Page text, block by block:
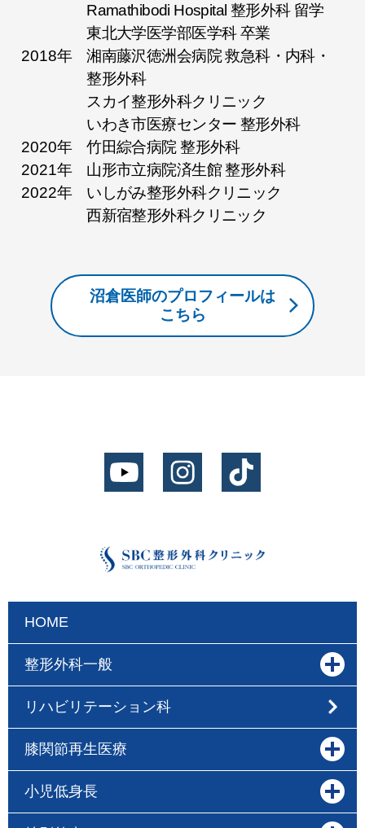
Ramathibodi Hospital 整形外科 留学
東北大学医学部医学科 卒業
2018年
湘南藤沢徳洲会病院 救急科・内科・
整形外科
スカイ整形外科クリニック
いわき市医療センター 整形外科
2020年
竹田綜合病院 整形外科
2021年
山形市立病院済生館 整形外科
2022年
いしがみ整形外科クリニック
西新宿整形外科クリニック
沼倉医師のプロフィールは
こちら
HOME
整形外科一般
リハビリテーション科
膝関節再生医療
小児低身長